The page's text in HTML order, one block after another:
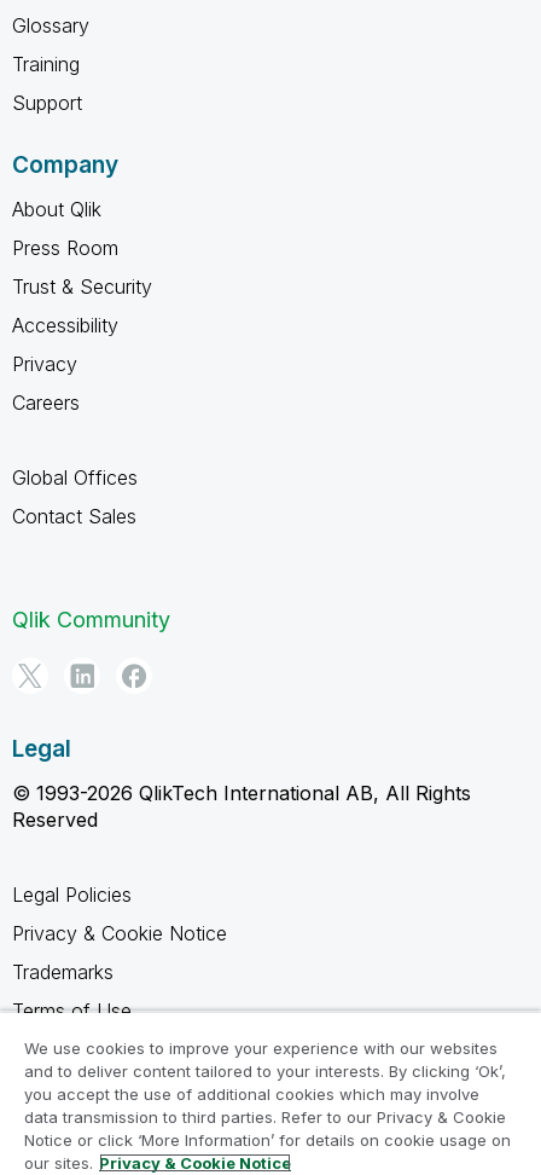
Glossary
Training
Support
Company
About Qlik
Press Room
Trust & Security
Accessibility
Privacy
Careers
Global Offices
Contact Sales
Qlik Community
Legal
© 1993-2026 QlikTech International AB, All Rights
Reserved
Legal Policies
Privacy & Cookie Notice
Trademarks
Terms of Use
Legal Agreements
Product Terms
Do not share my info
We use cookies to improve your experience with our websites
and to deliver content tailored to your interests. By clicking ‘Ok’,
you accept the use of additional cookies which may involve
data transmission to third parties. Refer to our Privacy & Cookie
Notice or click ‘More Information’ for details on cookie usage on
our sites. Privacy & Cookie Notice